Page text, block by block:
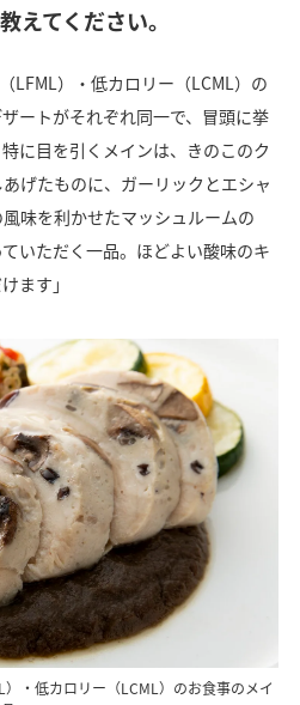
えてください。
LFML）・低カロリー（LCML）の
ートがそれぞれ同一で、冒頭に挙
に目を引くメインは、きのこのク
げたものに、ガーリックとエシャ
味を利かせたマッシュルームの
いただく一品。ほどよい酸味のキ
ます」
・低カロリー（LCML）のお食事のメイ